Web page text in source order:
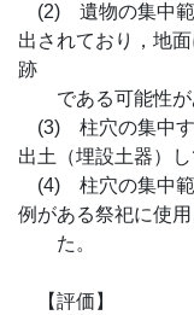
(2) 遺物の集中範
出されており，地
跡
である可能性が
(3) 柱穴の集中す
出土（埋設土器）し
(4) 柱穴の集中範
例がある祭祀に使
た。
【評価】